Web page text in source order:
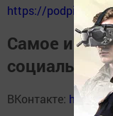
https://
Самое
социальных
ВКонтакте: https://